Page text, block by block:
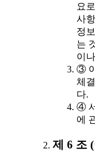
요
사
정
는
이
③
체
다.
④
에
제 6 조